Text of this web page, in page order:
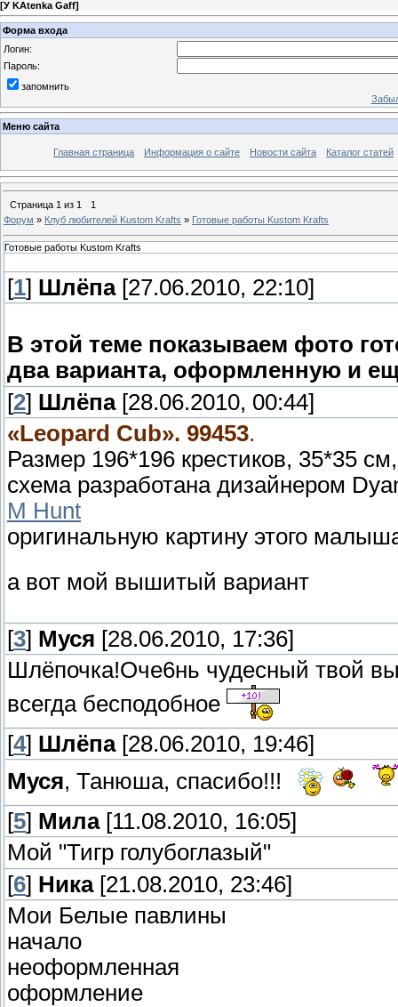
[У KAtenka Gaff]
Форма входа
Логин:
Пароль:
запомнить
Меню сайта
Главная страница Информация о сайте Новости сайта Каталог статей
Страница 1 из 1
1
Форум » Клуб любителей Kustom Krafts » Готовые работы Kustom Krafts
Готовые работы Kustom Krafts
[1] Шлёпа[27.06.2010, 22:10]
В этой теме показываем фото
два варианта, оформленную и
[2] Шлёпа[28.06.2010, 00:44]
«Leopard Сub». 99453.
Размер 196*196 крестиков, 35*35
схема разработана дизайнером
M Hunt
оригинальную картину этого
а вот мой вышитый вариант
[3] Муся [28.06.2010, 17:36]
Шлёпочка!Оче6нь чудесный твой
всегда бесподобное
[4] Шлёпа[28.06.2010, 19:46]
Муся, Танюша, спасибо!!!
[5] Мила[11.08.2010, 16:05]
Мой "Тигр голубоглазый"
[6] Ника[21.08.2010, 23:46]
Мои Белые павлины
начало
неоформленная
оформление